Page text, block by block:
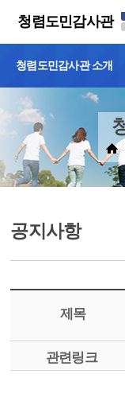
청렴도민감사관
청렴도민감사관 소개
공지사항
제목
관련링크